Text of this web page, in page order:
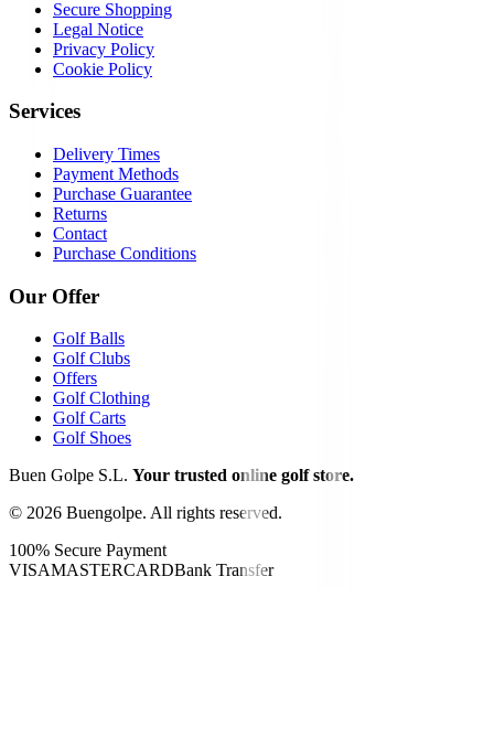
Secure Shopping
Legal Notice
Privacy Policy
Cookie Policy
Services
Delivery Times
Payment Methods
Purchase Guarantee
Returns
Contact
Purchase Conditions
Our Offer
Golf Balls
Golf Clubs
Offers
Golf Clothing
Golf Carts
Golf Shoes
Buen Golpe S.L. Your trusted online golf store.
© 2026 Buengolpe. All rights reserved.
100% Secure Payment
VISAMASTERCARDBank Transfer